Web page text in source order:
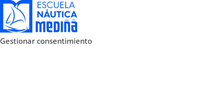
Gestionar consentimiento